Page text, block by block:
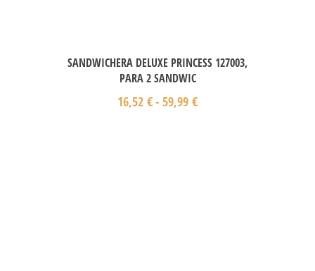
SANDWICHERA DELUXE PRINCESS 127003,
PARA 2 SANDWIC
16,52 €- 59,99 €